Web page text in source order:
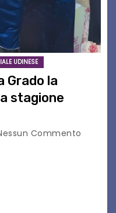
UDINESE
Grado la
stagione
Commento